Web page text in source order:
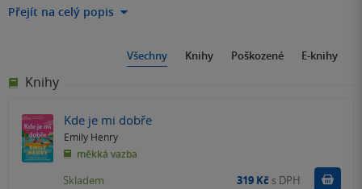
Přejít na celý popis
Všechny Knihy Poškozené E-knihy
Knihy
Kde je mi dobře
Emily Henry
měkká vazba
Skladem 319 Kč s DPH